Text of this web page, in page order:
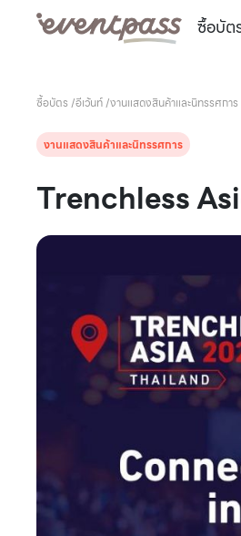
ซื้อบัต
ซื้อบัตร /อีเว้นท์/งานแสดงสินค้าและนิทรรศการ
งานแสดงสินค้าและนิทรรศการ
Trenchless